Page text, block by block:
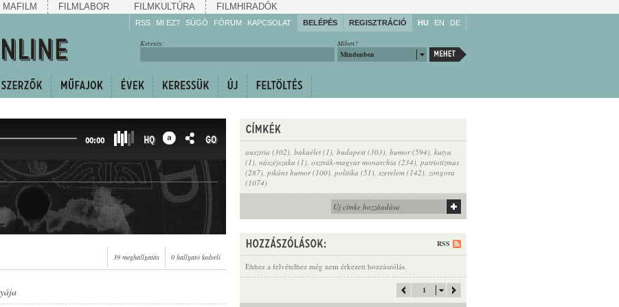
MAFILM FILMLABOR FILMKULTÚRA FILMHIRADÓK
RSS MI EZ? SÚGÓ
Gyarapítsa!
FÓRUM KAPCSOLAT BELÉPÉS REGISZTRÁCIÓ HU EN DE
Miben?
Mindenben
Keresés:
ausztria (302), bakaélet (1), budapest (303), humor (594), kutya
(1), nászéjszaka (1), osztrák-magyar monarchia (234), patriotizmus
(287), pikáns humor (100), politika (51), szerelem (142), zongora
(1074)
RSS
Ehhez a felvételhez még nem érkezett hozzászólás.
1
00:00 HQ GO
39 meghallgatás 0 hallgató kedveli